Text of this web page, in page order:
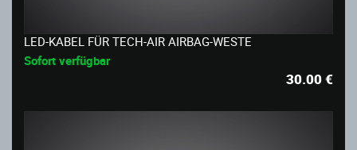
LED-KABEL FÜR TECH-AIR AIRBAG-WESTE
Sofort verfügbar
30.00€